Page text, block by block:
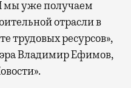
мы уже получаем
отрасли в
трудовых ресурсов»,
Владимир Ефимов,